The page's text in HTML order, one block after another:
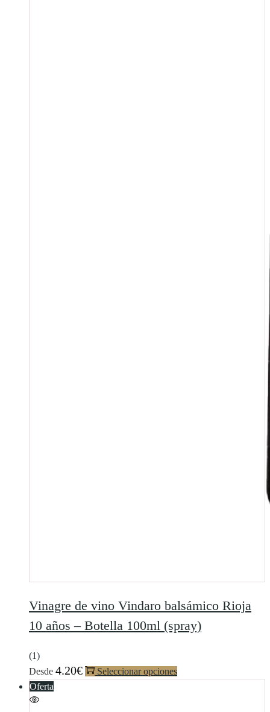
Vinagre de vino Vindaro balsámico Rioja
10 años – Botella 100ml (spray)
(1)
Desde 4.20€
Seleccionar opciones
Oferta